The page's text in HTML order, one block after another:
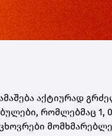
აქტიურად
რომლებმაც 1,